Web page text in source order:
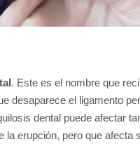
. Este es el nombre que
desaparece el ligamento
dental puede afectar
erupción, pero que afecta